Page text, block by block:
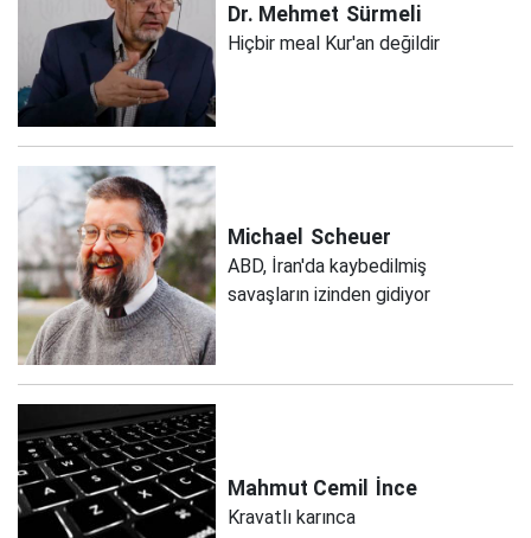
Dr. Mehmet Sürmeli
Hiçbir meal Kur'an değildir
Michael Scheuer
ABD, İran'da kaybedilmiş
savaşların izinden gidiyor
Mahmut Cemil İnce
Kravatlı karınca